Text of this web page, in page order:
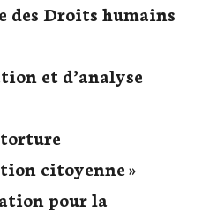
des Droits humains
et d’analyse
citoyenne »
pour la